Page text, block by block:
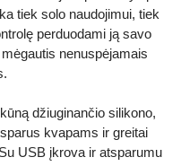
tiek solo naudojimui, tiek
perduodami ją savo
nenuspėjamais
džiuginančio silikono,
kvapams ir greitai
USB įkrova ir atsparumu